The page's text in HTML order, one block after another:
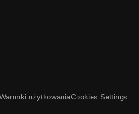
Warunki użytkowaniaCookies Settings